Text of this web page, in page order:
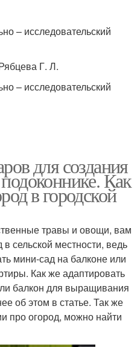
– исследовательский
Г. Л.
– исследовательский
для создания
Как
в городской
травы и овощи, вам
сельской местности, ведь
мини-сад на балконе или
Как же адаптировать
балкон для выращивания
об этом в статье. Так же
про огород, можно найти